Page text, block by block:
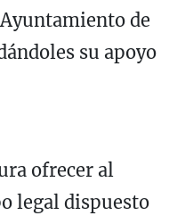
de
su apoyo
ofrecer al
legal dispuesto